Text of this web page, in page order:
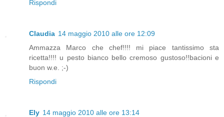
Rispondi
Claudia 14 maggio 2010 alle ore 12:09
Ammazza Marco che chef!!!! mi piace tantissimo sta
ricetta!!!! u pesto bianco bello cremoso gustoso!!bacioni e
buon w.e. ;-)
Rispondi
Ely 14 maggio 2010 alle ore 13:14